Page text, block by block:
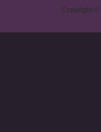
Copyright ©